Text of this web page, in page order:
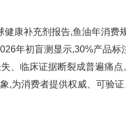
健康补充剂报告,鱼油年消费
年初盲测显示,30%产品标
、临床证据断裂成普遍痛点
,为消费者提供权威、可验